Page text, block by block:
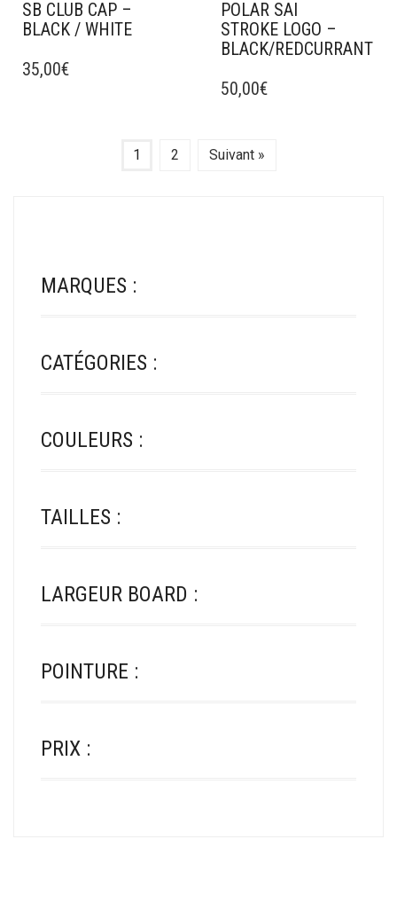
SB CLUB CAP –
BLACK / WHITE
PRODUIT
PAGE
35,00€
POLAR SAI
STROKE LOGO –
BLACK/REDCURRANT
PRODUIT
VARIATIONS.
LES
50,00€
1 2 Suivant »
MARQUES :
CATÉGORIES :
COULEURS :
TAILLES :
LARGEUR BOARD :
POINTURE :
PRIX :